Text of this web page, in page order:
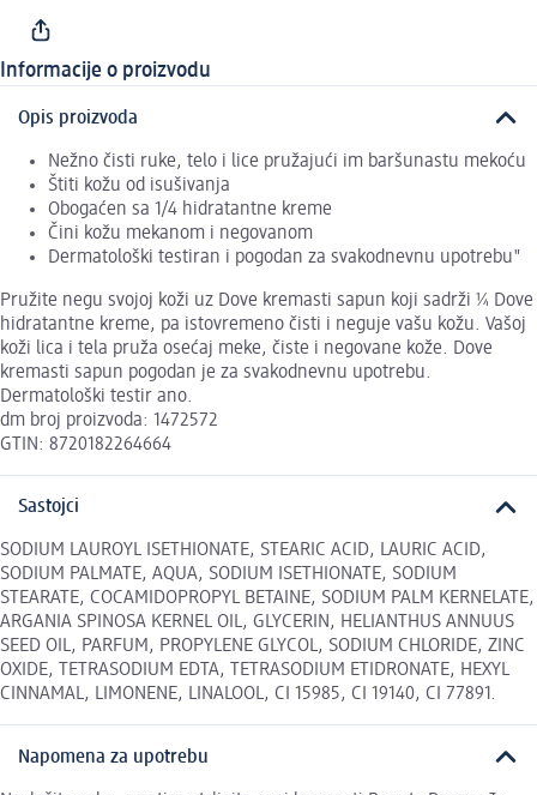
Informacije o proizvodu
Opis proizvoda
Nežno čisti ruke, telo i lice pružajući im baršunastu mekoću
Štiti kožu od isušivanja
Obogaćen sa 1/4 hidratantne kreme
Čini kožu mekanom i negovanom
Dermatološki testiran i pogodan za svakodnevnu upotrebu"
Pružite negu svojoj koži uz Dove kremasti sapun koji sadrži ¼ Dove
hidratantne kreme, pa istovremeno čisti i neguje vašu kožu. Vašoj
koži lica i tela pruža osećaj meke, čiste i negovane kože. Dove
kremasti sapun pogodan je za svakodnevnu upotrebu.
Dermatološki testir ano.
dm broj proizvoda: 1472572
GTIN: 8720182264664
Sastojci
SODIUM LAUROYL ISETHIONATE, STEARIC ACID, LAURIC ACID,
SODIUM PALMATE, AQUA, SODIUM ISETHIONATE, SODIUM
STEARATE, COCAMIDOPROPYL BETAINE, SODIUM PALM KERNELATE,
ARGANIA SPINOSA KERNEL OIL, GLYCERIN, HELIANTHUS ANNUUS
SEED OIL, PARFUM, PROPYLENE GLYCOL, SODIUM CHLORIDE, ZINC
OXIDE, TETRASODIUM EDTA, TETRASODIUM ETIDRONATE, HEXYL
CINNAMAL, LIMONENE, LINALOOL, CI 15985, CI 19140, CI 77891.
Napomena za upotrebu